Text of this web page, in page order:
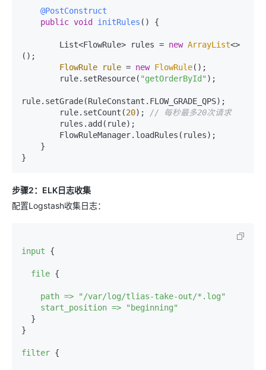
@PostConstruct
public void initRules () {
        List<FlowRule> rules =
new ArrayList<>
();
FlowRule
rule = new FlowRule();
        rule.setResource(
"getOrderById" );
rule.setGrade(RuleConstant.FLOW_GRADE_QPS);
        rule.setCount(
20);
// 每秒最多20次请求
步骤2：ELK日志收集
配置Logstash收集日志：
input {
file {
path =>
"/var/log/tlias-take-out/*.log"
start_position =>
"beginning"
}
filter {